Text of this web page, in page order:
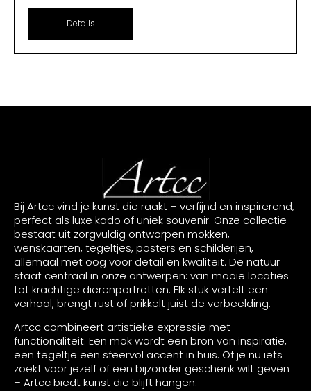
Details
Bij Artcc vind je kunst die raakt – verfijnd en inspirerend,
perfect als luxe kado of uniek souvenir. Onze collectie
bestaat uit zorgvuldig ontworpen mokken,
wenskaarten, tegeltjes, posters en schilderijen,
allemaal met oog voor detail en kwaliteit. De natuur
staat centraal in onze ontwerpen: van mooie locaties
tot krachtige dierenportretten. Elk stuk vertelt een
verhaal, brengt rust of prikkelt juist de verbeelding.
Artcc combineert artistieke expressie met
functionaliteit. Een mok wordt een bron van inspiratie,
een tegeltje een sfeervol accent in huis. Of je nu iets
zoekt voor jezelf of een bijzonder geschenk wilt geven
– Artcc biedt kunst die blijft hangen.